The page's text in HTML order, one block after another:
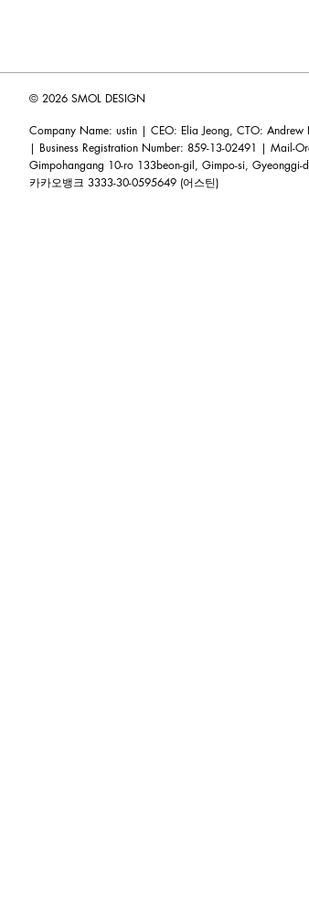
© 2026 SMOL DESIGN
Company Name: ustin | CEO: Elia Jeong, CTO: Andrew
| Business Registration Number: 859-13-02491 | Mail-
Gimpohangang 10-ro 133beon-gil, Gimpo-si,
카카오뱅크 3333-30-0595649 (어스틴)